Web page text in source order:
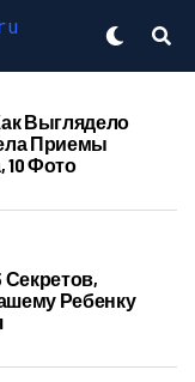
Выглядело
Приемы
10 Фото
Секретов,
Ребенку